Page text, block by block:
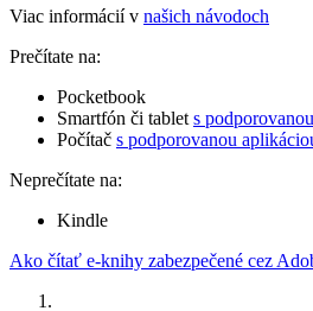
Viac informácií v našich návodoch
Prečítate na:
Pocketbook
Smartfón či tablet s
Počítač s podporovanou
Neprečítate na:
Kindle
Ako čítať e-knihy zabezpečené cez